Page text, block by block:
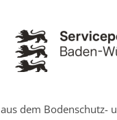
dem Bodenschutz-